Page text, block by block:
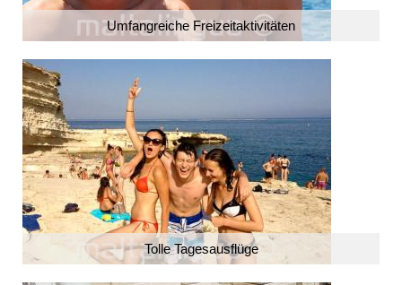
Umfangreiche Freizeitaktivitäten
Tolle Tagesausflüge